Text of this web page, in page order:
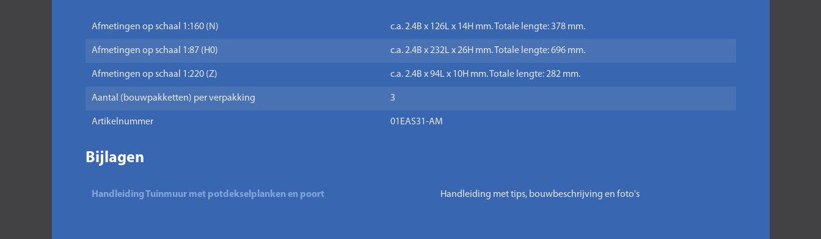
Afmetingen op schaal 1:160 (N) c.a. 2.4B x 126L x 14H mm. Totale lengte: 378 mm.
Afmetingen op schaal 1:87 (H0) c.a. 2.4B x 232L x 26H mm. Totale lengte: 696 mm.
Afmetingen op schaal 1:220 (Z) c.a. 2.4B x 94L x 10H mm. Totale lengte: 282 mm.
Aantal (bouwpakketten) per verpakking 3
Artikelnummer 01EAS31-AM
Bijlagen
Handleiding Tuinmuur met potdekselplanken en poort Handleiding met tips, bouwbeschrijving en foto's